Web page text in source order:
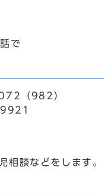
で
（982）
相談などをします。